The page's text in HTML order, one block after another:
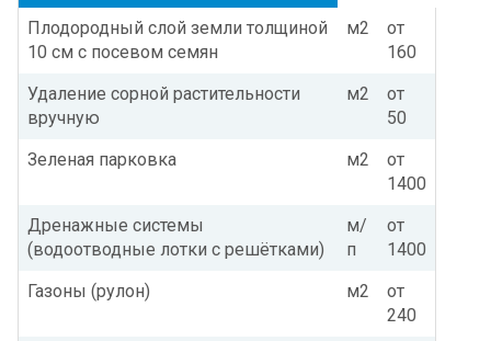
Плодородный слой земли толщиной
10 см с посевом семян
м2
от
160
Удаление сорной растительности
вручную
м2
от
50
Зеленая парковка
м2
от
1400
Дренажные системы
(водоотводные лотки с решётками)
м/
п
от
1400
Газоны (рулон)
м2
от
240